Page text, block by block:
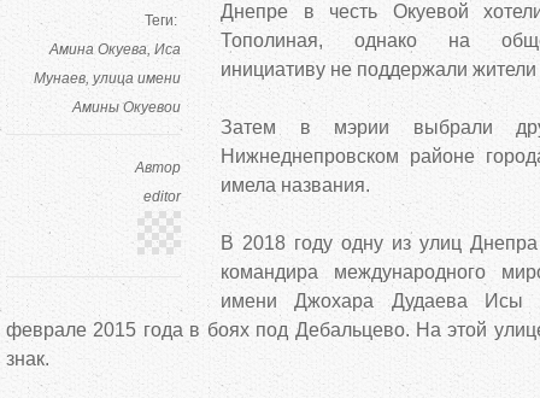
Теги:
Амина Окуева Иса
Мунаев улица имени
Амины Окуевои
Автор
editor
Днепре в честь Окуевой
Тополиная, однако на
инициативу не поддержали жители
Затем в мэрии выбрали
Нижнеднепровском районе
имела названия.
В 2018 году одну из улиц
командира международного
имени Джохара Дудаева Исы
феврале 2015 года в боях под Дебальцево. На этой
знак.